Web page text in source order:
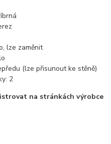
lze zaměnit
(lze přisunout ke stěně)
2
na stránkách výrobce